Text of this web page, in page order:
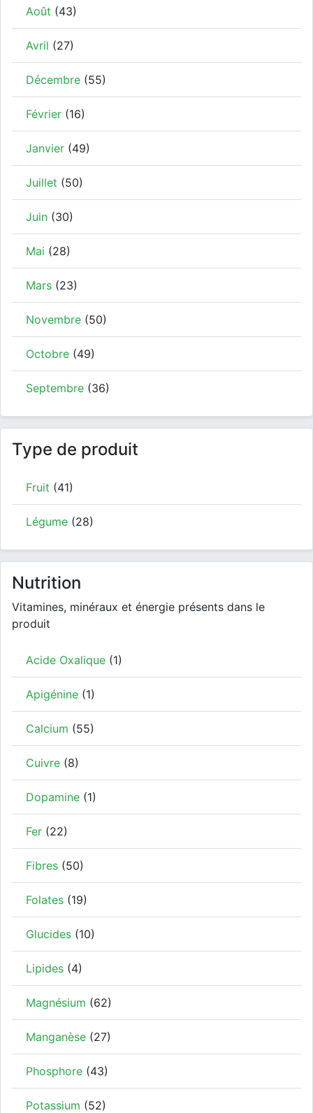
Août (43)
Avril (27)
Décembre (55)
Février (16)
Janvier (49)
Juillet (50)
Juin (30)
Mai (28)
Mars (23)
Novembre (50)
Octobre (49)
Septembre (36)
Type de produit
Fruit (41)
Légume (28)
Nutrition
Vitamines, minéraux et énergie présents dans le
produit
Acide Oxalique (1)
Apigénine (1)
Calcium (55)
Cuivre (8)
Dopamine (1)
Fer (22)
Fibres (50)
Folates (19)
Glucides (10)
Lipides (4)
Magnésium (62)
Manganèse (27)
Phosphore (43)
Potassium (52)